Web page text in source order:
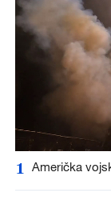
1 Američka